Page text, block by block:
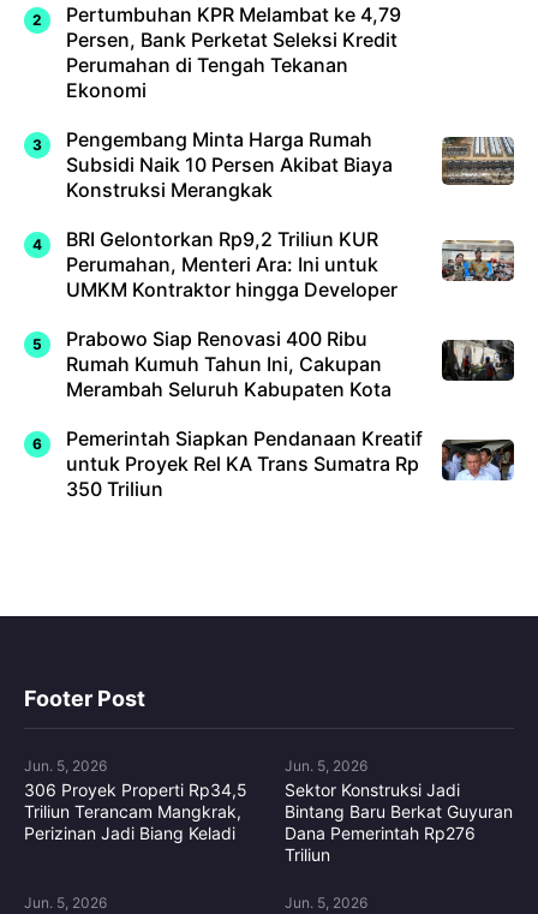
Pertumbuhan KPR Melambat ke 4,79
Persen, Bank Perketat Seleksi Kredit
Perumahan di Tengah Tekanan
Ekonomi
Pengembang Minta Harga Rumah
Subsidi Naik 10 Persen Akibat Biaya
Konstruksi Merangkak
BRI Gelontorkan Rp9,2 Triliun KUR
Perumahan, Menteri Ara: Ini untuk
UMKM Kontraktor hingga Developer
Prabowo Siap Renovasi 400 Ribu
Rumah Kumuh Tahun Ini, Cakupan
Merambah Seluruh Kabupaten Kota
Pemerintah Siapkan Pendanaan Kreatif
untuk Proyek Rel KA Trans Sumatra Rp
350 Triliun
Footer Post
Jun. 5, 2026
306 Proyek Properti Rp34,5
Triliun Terancam Mangkrak,
Perizinan Jadi Biang Keladi
Jun. 5, 2026
Sektor Konstruksi Jadi
Bintang Baru Berkat Guyuran
Dana Pemerintah Rp276
Triliun
Jun. 5, 2026 Jun. 5, 2026